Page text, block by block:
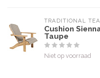
TRADITIONAL
Cushion
Taupe
Niet op voorraad